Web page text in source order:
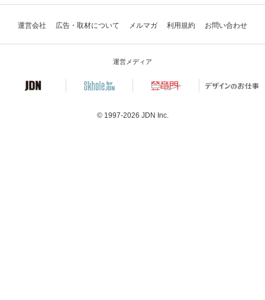
運営会社 広告・取材について メルマガ 利用規約 お問い合わせ
運営メディア
© 1997-2026 JDN Inc.